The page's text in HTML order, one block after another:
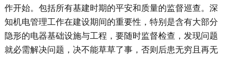
作开始。包括所有基建时期的平安和质量的监督巡查。深
知机电管理工作在建设期间的重要性，特别是含有大部分
隐形的电器基础设施与工程，要随时监督检查，发现问题
就必需解决问题，决不能草草了事，否则后患无穷且再无